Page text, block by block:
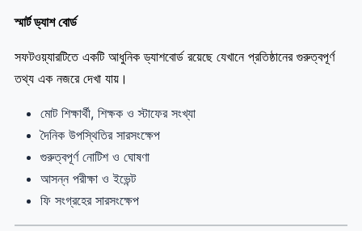
স্মার্ট ড্যাশ বোর্ড
সফটওয়্যারটিতে একটি আধুনিক ড্যাশবোর্ড রয়েছে যেখানে প্রতিষ্ঠানের গুরুত্বপূর্ণ
তথ্য এক নজরে দেখা যায়।
মোট শিক্ষার্থী, শিক্ষক ও স্টাফের সংখ্যা
দৈনিক উপস্থিতির সারসংক্ষেপ
গুরুত্বপূর্ণ নোটিশ ও ঘোষণা
আসন্ন পরীক্ষা ও ইভেন্ট
ফি সংগ্রহের সারসংক্ষেপ